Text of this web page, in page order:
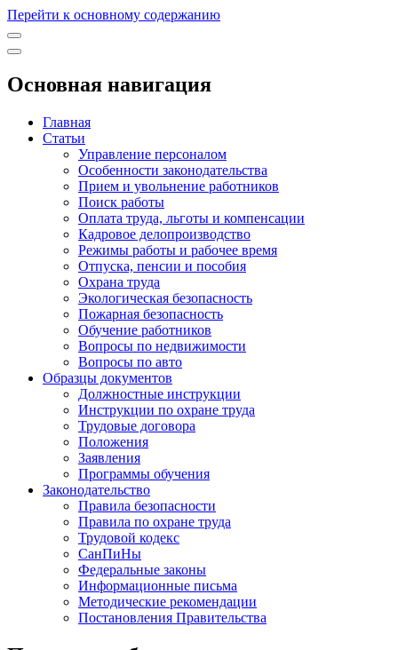
Перейти к основному содержанию
Основная навигация
Главная
Статьи
Управление персоналом
Особенности законодательства
Прием и увольнение работников
Поиск работы
Оплата труда, льготы и компенсации
Кадровое делопроизводство
Режимы работы и рабочее время
Отпуска, пенсии и пособия
Охрана труда
Экологическая безопасность
Пожарная безопасность
Обучение работников
Вопросы по недвижимости
Вопросы по авто
Образцы документов
Должностные инструкции
Инструкции по охране труда
Трудовые договора
Положения
Заявления
Программы обучения
Законодательство
Правила безопасности
Правила по охране труда
Трудовой кодекс
СанПиНы
Федеральные законы
Информационные письма
Методические рекомендации
Постановления Правительства